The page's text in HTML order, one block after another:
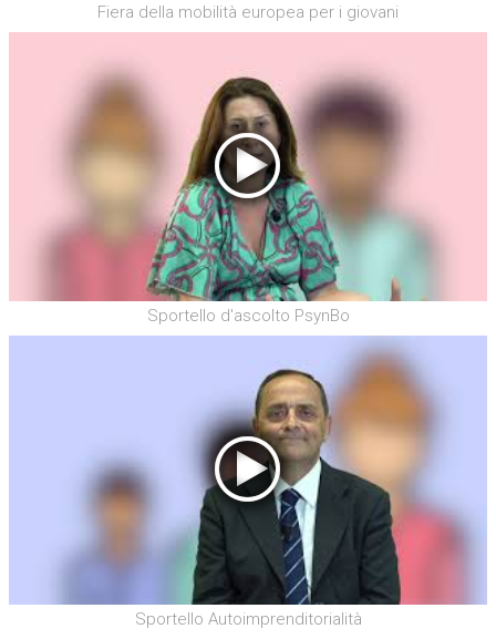
Fiera della mobilità europea per i giovani
Sportello d'ascolto PsynBo
Sportello Autoimprenditorialità